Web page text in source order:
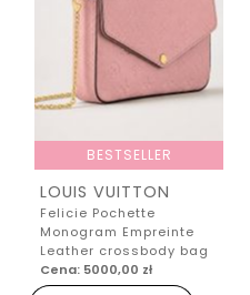
BESTSELLER
LOUIS VUITTON
Felicie Pochette
Monogram Empreinte
Leather crossbody bag
Cena: 5000,00 zł